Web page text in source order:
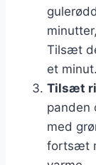
Tilsæt
et minut.
Tilsæt
panden
med
fortsæt